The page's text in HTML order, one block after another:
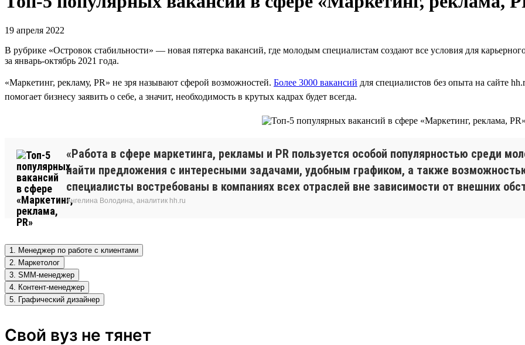
19 апреля 2022
В рубрике «Островок стабильности» — новая пятерка вакансий, где молодым специалистам создают все условия для
за январь-октябрь 2021 года.
«Маркетинг, рекламу, PR» не зря называют сферой возможностей. Более 3000 вакансий для специалистов без опыта на сайте
помогает бизнесу заявить о себе, а значит, необходимость в крутых кадрах будет всегда.
«Работа в сфере маркетинга, рекламы и PR пользуется особой популярностью среди
найти предложения с интересными задачами, удобным графиком, а также
специалисты востребованы в компаниях всех отраслей вне зависимости от внешних
Ангелина Володина, аналитик hh.ru
1. Менеджер по работе с клиентами
2. Маркетолог
3. SMM-менеджер
4. Контент-менеджер
5. Графический дизайнер
Свой вуз не тянет